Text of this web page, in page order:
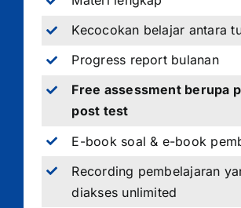
Kecocokan belajar antara
Progress report bulanan
Free assessment berupa
post test
E-book soal & e-book
Recording pembelajaran
diakses unlimited